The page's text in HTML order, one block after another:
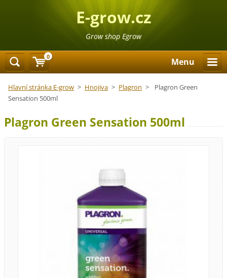
E-grow.cz
Grow shop Egrow
Menu
Hlavní stránka E-grow > Hnojiva > Plagron >
Plagron Green
Sensation 500ml
Plagron Green Sensation 500ml
0